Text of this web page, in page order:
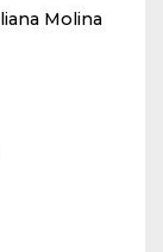
Molina